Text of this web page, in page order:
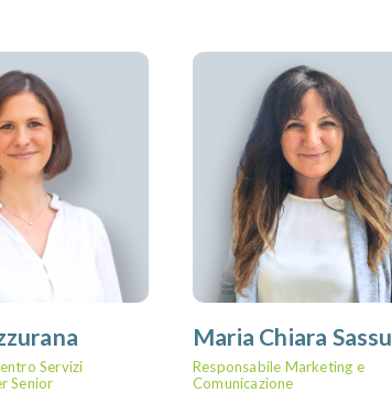
Servizi
Senior
Maria Chiara Sassu
Responsabile Marketing e
Comunicazione